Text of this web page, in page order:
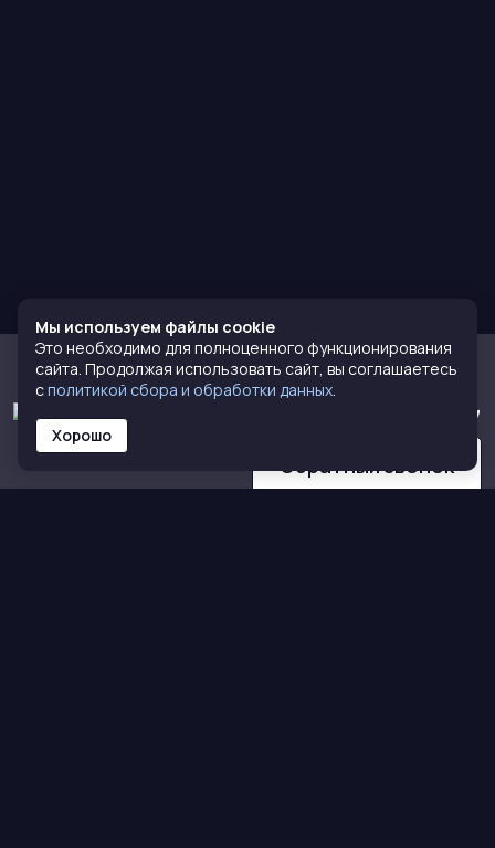
8 (800) 770-72-77
Обратный звонок
Мы используем файлы cookie
Это необходимо для полноценного функционирования
сайта. Продолжая использовать сайт, вы соглашаетесь
сполитикой сбора и обработки данных.
Хорошо